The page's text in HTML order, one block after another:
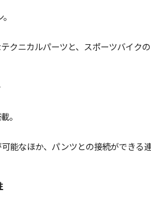
クニカルパーツと、スポーツバイ
。
能なほか、パンツとの接続ができ